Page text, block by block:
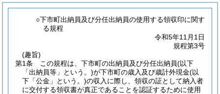
○下市町出納員及び分任出納員の使用する領収印に関す
る規程
令和5年11月1日
規程第3号
(趣旨)
第1条
この規程は、下市町の出納員及び分任出納員(以下
「出納員等」という。)が下市町の歳入及び歳計外現金(以
下「公金」という。)の収入に際し、領収の証として納入者
に交付する領収書が真正であることを認証するために使用